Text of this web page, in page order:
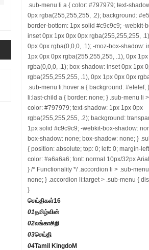
.sub-menu li a { color: #797979; text-
0px rgba(255,255,255, .2); background:
border-bottom: 1px solid #c9c9c9; -webkit-
inset 0px 1px 0px 0px rgba(255,255,255,
0px 0px rgba(0,0,0, .1); -moz-box-shadow:
1px 0px 0px rgba(255,255,255, .1), 0px
rgba(0,0,0, .1); box-shadow: inset 0px 1px
rgba(255,255,255, .1), 0px 1px 0px 0px
.sub-menu li:hover a { background: #efefef;
li:last-child a { border: none; } .sub-menu li
color: #797979; text-shadow: 1px 1px 0px
rgba(255,255,255, .2); background:
1px solid #c9c9c9; -webkit-box-shadow:
box-shadow: none; box-shadow: none; }
{ position: absolute; top: 0; left: 0; margin-
color: #a6a6a6; font: normal 10px/32px
} /* Functionality */ .accordion li > .sub-
none; } .accordion li:target > .sub-menu {
}
செய்திகள்16
01தமிழ்வின்
02லங்காசிறி
03செய்தி
04Tamil KingdoM